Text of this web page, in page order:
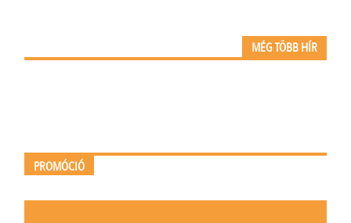
MÉG TÖBB HÍR
PROMÓCIÓ